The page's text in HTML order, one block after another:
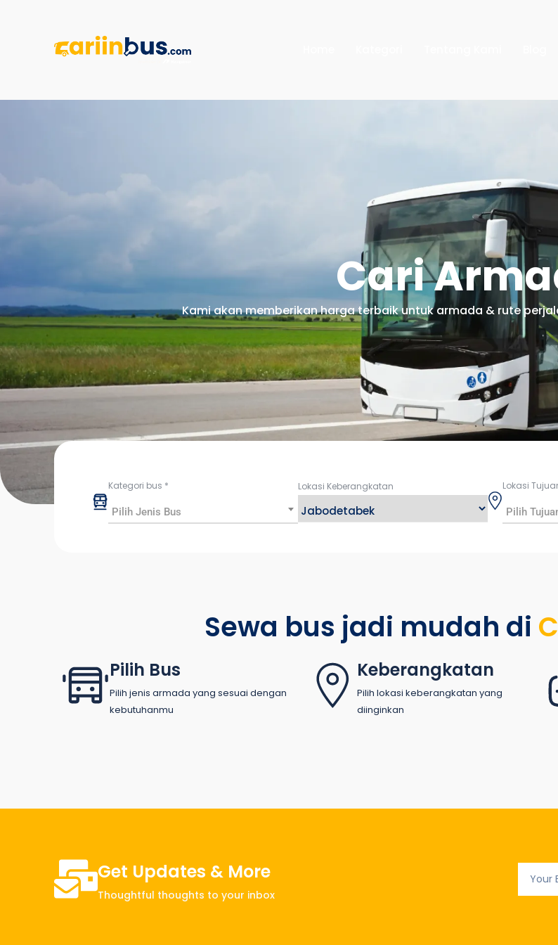
Cari
Kami akan memberikan harga terbaik untuk armada & rute
Kategori bus *
Pilih Jenis Bus
Lokasi Keberangkatan Lokasi
Pilih
Sewa bus jadi mudah di
Pilih Bus
Pilih jenis armada yang sesuai dengan
kebutuhanmu
Keberangkatan
Pilih lokasi keberangkatan yang
diinginkan
Get Updates & More
Thoughtful thoughts to your inbox